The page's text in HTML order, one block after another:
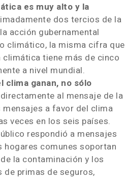
es muy alto y la
dos tercios de la
acción gubernamental
climático, la misma cifra que
tiene más de cinco
a nivel mundial.
clima ganan, no sólo
al mensaje de la
a favor del clima
veces en los seis países.
respondió a mensajes
hogares comunes soportan
la contaminación y los
primas de seguros,